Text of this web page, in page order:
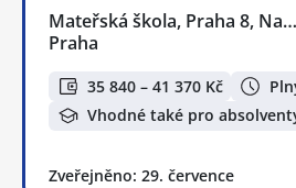
Mateřská škola, Praha 8, Na…
Praha
35 840 – 41 370 Kč
Vhodné také pro
Zveřejněno: 29. července